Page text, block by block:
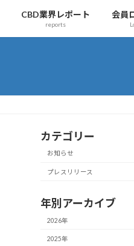
CBD業界レポート
reports
会員
カテゴリー
お知らせ
プレスリリース
年別アーカイブ
2026年
2025年